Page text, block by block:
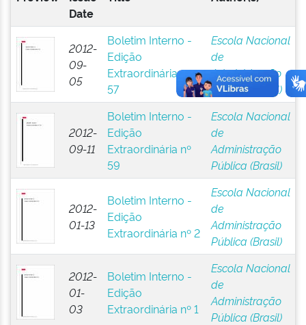
Date
2012-
09-
05
Boletim Interno -
Edição
Extraordinária nº
57
Escola Nacional
de
Administração
Pública (Brasil)
2012-
09-11
Boletim Interno -
Edição
Extraordinária nº
59
Escola Nacional
de
Administração
Pública (Brasil)
2012-
01-13
Boletim Interno -
Edição
Extraordinária nº 2
Escola Nacional
de
Administração
Pública (Brasil)
2012-
01-
03
Boletim Interno -
Edição
Extraordinária nº 1
Escola Nacional
de
Administração
Pública (Brasil)